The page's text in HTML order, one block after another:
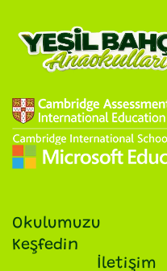
Okulumuzu
Keşfedin
İletişim